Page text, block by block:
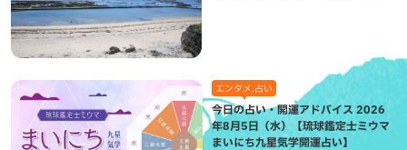
エンタメ,占い
今日の占い・開運アドバイス 2026
年8月5日（水）【琉球鑑定士ミウマ
まいにち九星気学開運占い】